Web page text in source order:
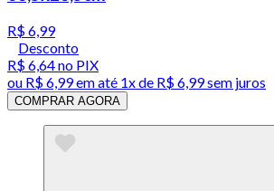
R$ 6,99
Desconto
R$ 6,64no PIX
ou R$ 6,99em até 1x de R$ 6,99sem juros
COMPRAR AGORA